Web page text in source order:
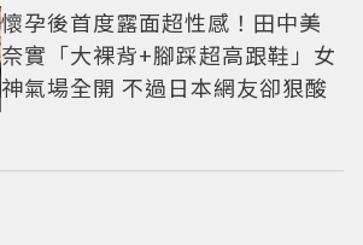
懷孕後首度露面超性感！田中美
奈實「大裸背+腳踩超高跟鞋」女
神氣場全開 不過日本網友卻狠酸